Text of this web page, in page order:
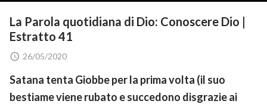
La Parola quotidiana di Dio: Conoscere Dio |
Estratto 41
26/05/2020
Satana tenta Giobbe per la prima volta (il suo
bestiame viene rubato e succedono disgrazie ai